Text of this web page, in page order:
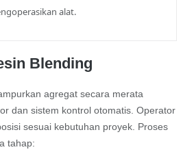
alat.
Blending
agregat secara merata
dan sistem kontrol otomatis. Operator
sesuai kebutuhan proyek. Proses
tahap: